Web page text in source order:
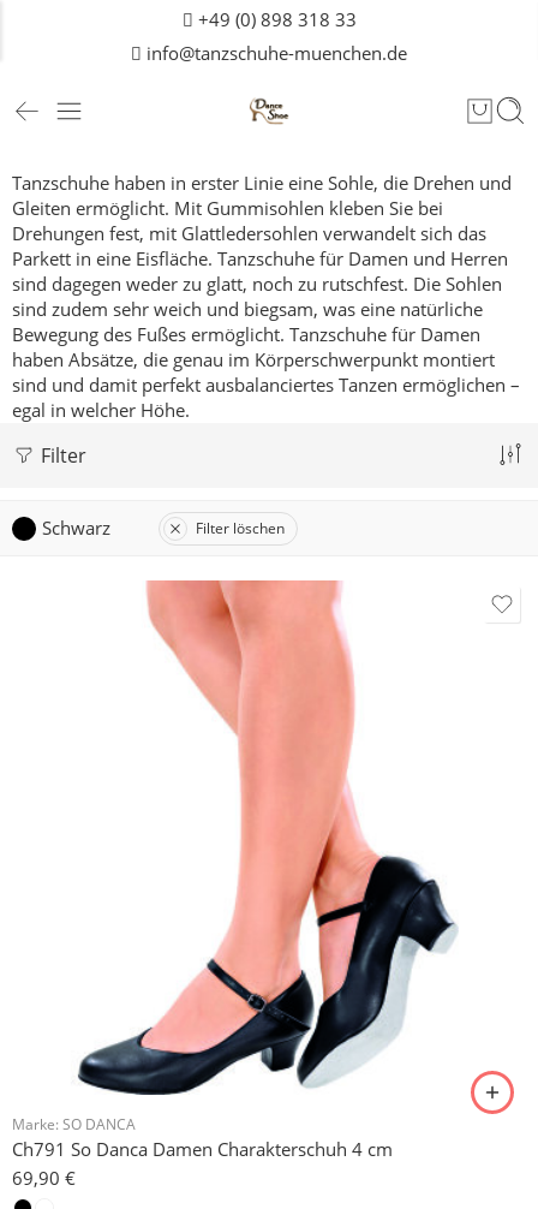
+49 (0) 898 318 33
info@tanzschuhe-muenchen.de
Tanzschuhe haben in erster Linie eine Sohle, die Drehen und
Gleiten ermöglicht. Mit Gummisohlen kleben Sie bei
Drehungen fest, mit Glattledersohlen verwandelt sich das
Parkett in eine Eisfläche. Tanzschuhe für Damen und Herren
sind dagegen weder zu glatt, noch zu rutschfest. Die Sohlen
sind zudem sehr weich und biegsam, was eine natürliche
Bewegung des Fußes ermöglicht. Tanzschuhe für Damen
haben Absätze, die genau im Körperschwerpunkt montiert
sind und damit perfekt ausbalanciertes Tanzen ermöglichen –
egal in welcher Höhe.
Filter
Schwarz Filter löschen
Marke: SO DANCA
Ch791 So Danca Damen Charakterschuh 4 cm
69,90 €